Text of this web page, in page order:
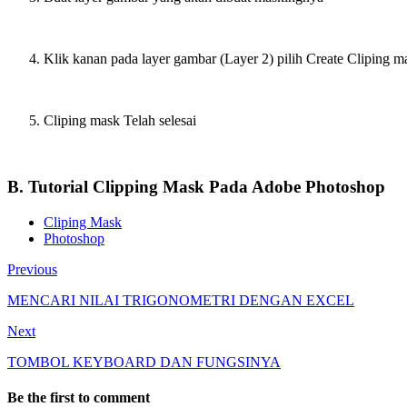
Klik kanan pada layer gambar (Layer 2) pilih Create Cliping
Cliping mask Telah selesai
B. Tutorial Clipping Mask Pada Adobe Photoshop
Cliping Mask
Photoshop
Previous
MENCARI NILAI TRIGONOMETRI DENGAN EXCEL
Next
TOMBOL KEYBOARD DAN FUNGSINYA
Be the first to comment